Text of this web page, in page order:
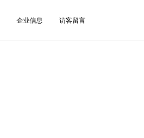
企业信息 访客留言